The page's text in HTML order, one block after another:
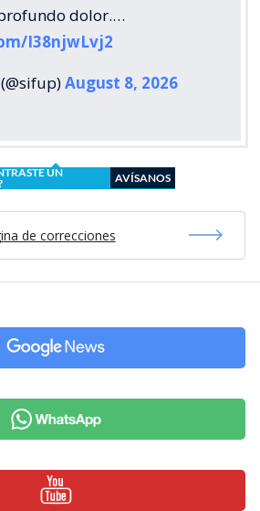
dolor.…
I38njwLvj2
August 8, 2026
UN
AVÍSANOS
de correcciones